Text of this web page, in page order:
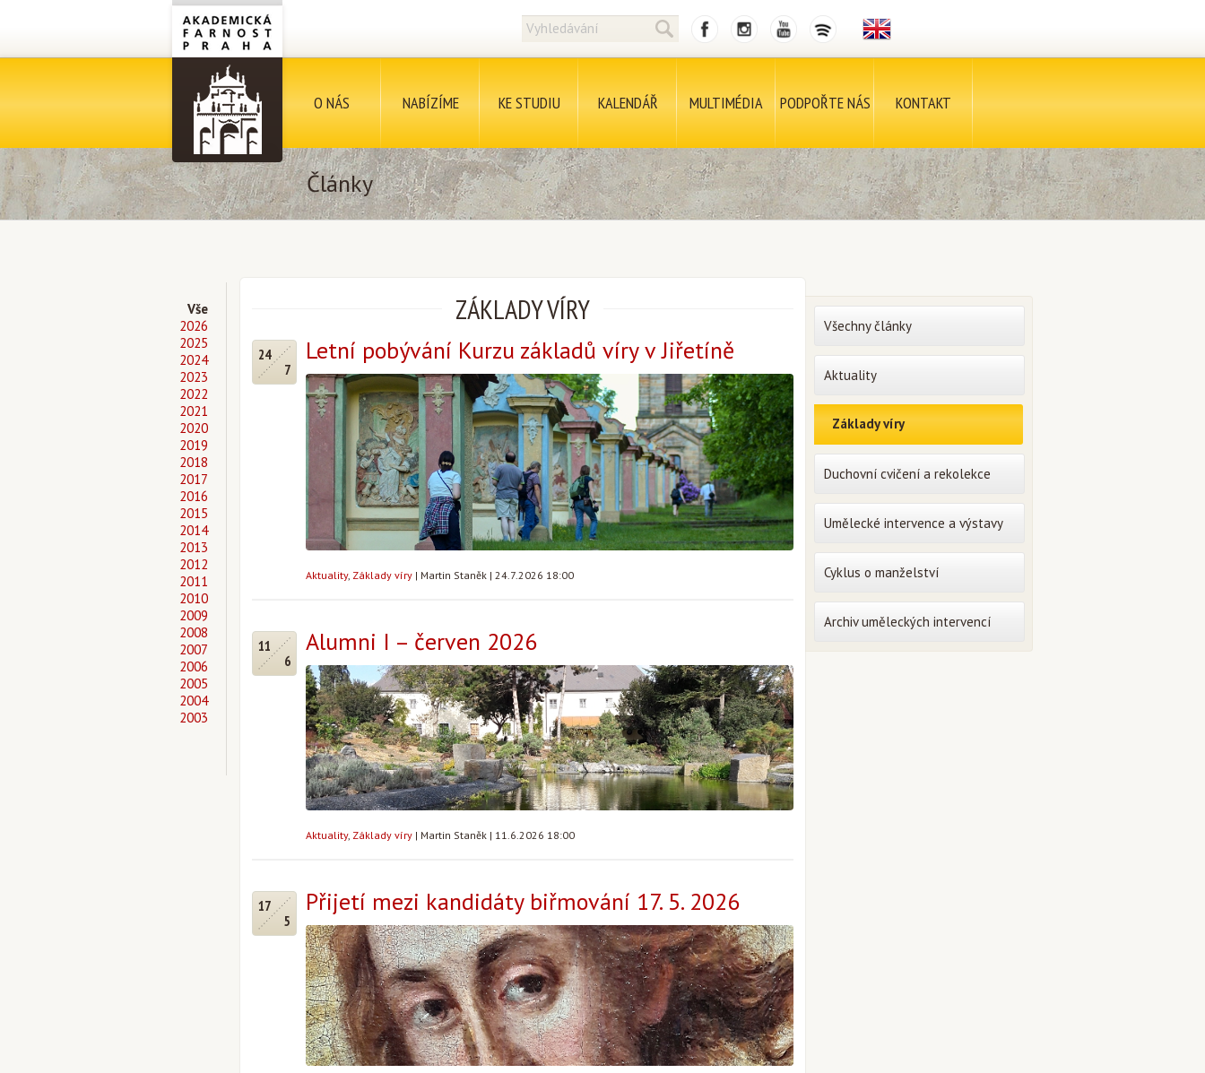
O NÁS NABÍZÍME KE STUDIU KALENDÁŘ MULTIMÉDIA PODPOŘTE NÁS KONTAKT
Články
Vše
2026
2025
2024
2023
2022
2021
2020
2019
2018
2017
2016
2015
2014
2013
2012
2011
2010
2009
2008
2007
2006
2005
2004
2003
ZÁKLADY VÍRY
24
7
Letní pobývání Kurzu základů víry v Jiřetíně
Aktuality, Základy víry | Martin Staněk | 24.7.2026 18:00
11
6
Alumni I – červen 2026
Aktuality, Základy víry | Martin Staněk | 11.6.2026 18:00
17
5
Přijetí mezi kandidáty biřmování 17. 5. 2026
Všechny články
Aktuality
Základy víry
Duchovní cvičení a rekolekce
Umělecké intervence a výstavy
Cyklus o manželství
Archiv uměleckých intervencí